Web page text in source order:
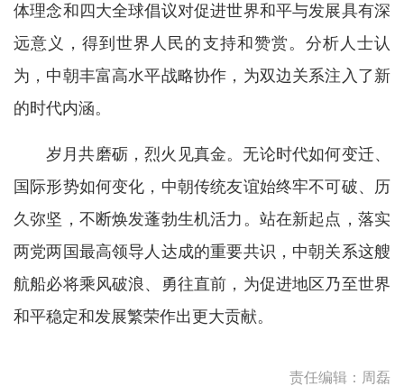
体理念和四大全球倡议对促进世界和平与发展具有深
远意义，得到世界人民的支持和赞赏。分析人士认
为，中朝丰富高水平战略协作，为双边关系注入了新
的时代内涵。
岁月共磨砺，烈火见真金。无论时代如何变迁、
国际形势如何变化，中朝传统友谊始终牢不可破、历
久弥坚，不断焕发蓬勃生机活力。站在新起点，落实
两党两国最高领导人达成的重要共识，中朝关系这艘
航船必将乘风破浪、勇往直前，为促进地区乃至世界
和平稳定和发展繁荣作出更大贡献。
责任编辑：周磊